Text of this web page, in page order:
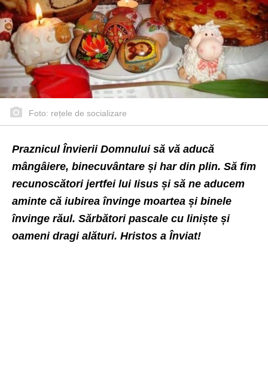
Foto: rețele de socializare
Praznicul Învierii Domnului să vă aducă
mângâiere, binecuvântare și har din plin. Să fim
recunoscători jertfei lui Iisus și să ne aducem
aminte că iubirea învinge moartea și binele
învinge răul. Sărbători pascale cu liniște și
oameni dragi alături. Hristos a Înviat!